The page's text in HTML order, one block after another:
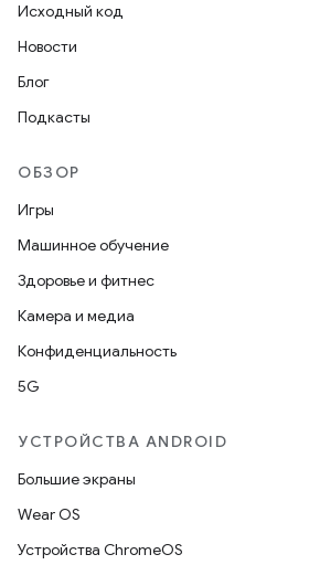
Исходный код
Новости
Блог
Подкасты
ОБЗОР
Игры
Машинное обучение
Здоровье и фитнес
Камера и медиа
Конфиденциальность
5G
УСТРОЙСТВА ANDROID
Большие экраны
Wear OS
Устройства ChromeOS